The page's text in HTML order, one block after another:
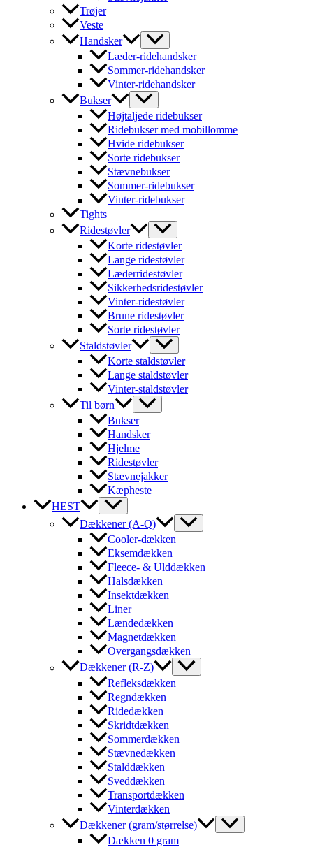
Trøjer
Veste
Handsker
Læder-ridehandsker
Sommer-ridehandsker
Vinter-ridehandsker
Bukser
Højtaljede ridebukser
Ridebukser med mobillomme
Hvide ridebukser
Sorte ridebukser
Stævnebukser
Sommer-ridebukser
Vinter-ridebukser
Tights
Ridestøvler
Korte ridestøvler
Lange ridestøvler
Læderridestøvler
Sikkerhedsridestøvler
Vinter-ridestøvler
Brune ridestøvler
Sorte ridestøvler
Staldstøvler
Korte staldstøvler
Lange staldstøvler
Vinter-staldstøvler
Til børn
Bukser
Handsker
Hjelme
Ridestøvler
Stævnejakker
Kæpheste
HEST
Dækkener (A-Q)
Cooler-dækken
Eksemdækken
Fleece- & Ulddækken
Halsdækken
Insektdækken
Liner
Lændedækken
Magnetdækken
Overgangsdækken
Dækkener (R-Z)
Refleksdækken
Regndækken
Ridedækken
Skridtdækken
Sommerdækken
Stævnedækken
Stalddækken
Sveddækken
Transportdækken
Vinterdækken
Dækkener (gram/størrelse)
Dækken 0 gram